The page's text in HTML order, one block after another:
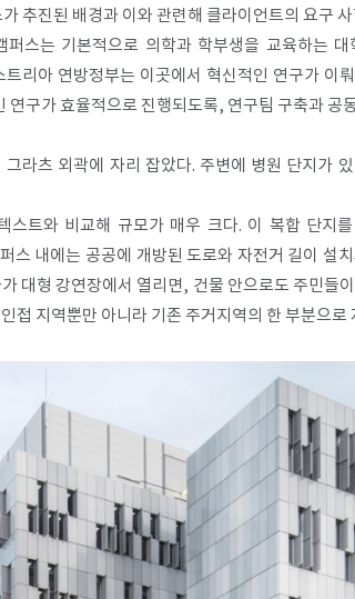
추진된 배경과 이와 관련해 클라이언트의 요구
스는 기본적으로 의학과 학부생을 교육하는
리아 연방정부는 이곳에서 혁신적인 연구가 이
연구가 효율적으로 진행되도록, 연구팀 구축과 공
라츠 외곽에 자리 잡았다. 주변에 병원 단지가
스트와 비교해 규모가 매우 크다. 이 복합 단
스 내에는 공공에 개방된 도로와 자전거 길이 설
대형 강연장에서 열리면, 건물 안으로도 주민
접 지역뿐만 아니라 기존 주거지역의 한 부분으로